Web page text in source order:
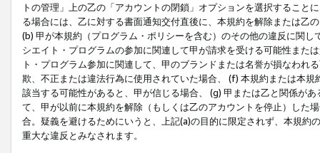
トの管理」上の乙の「アカウントの閉鎖」オプションを選択するこ
る場合には、乙に対する書面通知交付直後に、本規約を解除または乙
(b) 甲が本規約（プログラム・ポリシーを含む）のその他の違反に関
シエイト・プログラムの参加に関連して甲が請求を受ける可能性また
ト・プログラム参加に関連して、甲のブランドまたは名誉が損なわれ
欺、不正または違法行為に使用されていた場合、 (f) 本規約または本
該当する可能性があると、甲が信じる場合、 (g) 甲または乙と関係が
て、甲が以前に本規約を解除（もしくは乙のアカウントを停止）した
合。疑義を避けるためにいうと、上記(a)の目的に限定されず、本規
重大な違反とみなされます。